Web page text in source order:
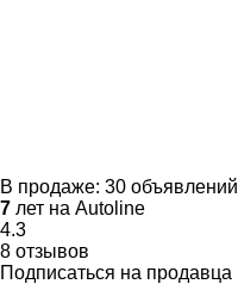
В продаже: 30 объявлений
7 лет на Autoline
4.3
8 отзывов
Подписаться на продавца